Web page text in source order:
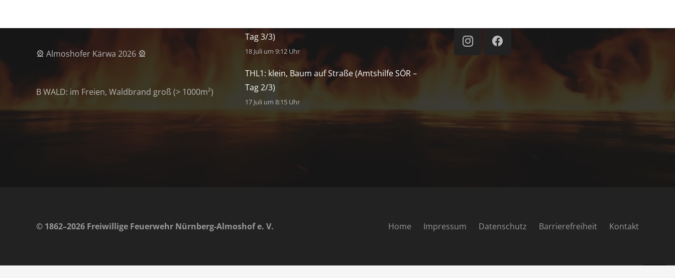
🎡 Almoshofer Kärwa 2026 🎡
B WALD: im Freien, Waldbrand groß (> 1000m²)
Tag 3/3)
18 Juli um 9:12 Uhr
THL1: klein, Baum auf Straße (Amtshilfe SÖR –
Tag 2/3)
17 Juli um 8:15 Uhr
© 1862–2026 Freiwillige Feuerwehr Nürnberg-Almoshof e. V. Home Impressum Datenschutz Barrierefreiheit Kontakt